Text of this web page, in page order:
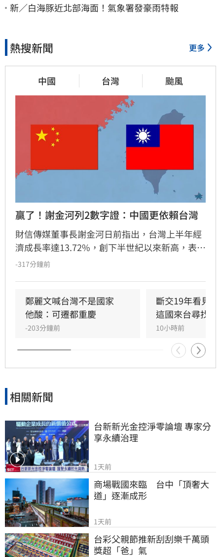
新／白海豚近北部海面！氣象署發豪雨特報
熱搜新聞 更多
中國 台灣 颱風
贏了！謝金河列2數字證：中國更依賴台灣
財信傳媒董事長謝金河日前指出，台灣上半年經
濟成長率達13.72%，創下半世紀以來新高，表現
遠優於中國與南韓。謝金河強調，數據顯示台灣
出口占比已升至32%，對中港出口則大幅下降，
顯示台灣產業積極佈局美國與新南向市場。面對
南韓貿易逆差與地緣政治挑戰，謝金河認為政府
應善用產業籌碼，持續優化出口佈局，並反駁長
期唱衰台灣經濟的言論，證實台灣在全球供應鏈
中仍佔據關鍵且不可替代的地位。
-317分鐘前
鄭麗文喊台灣不是國家
他酸：可遷都重慶
-203分鐘前
斷交19年看見
這國來台尋找商
10小時前
相關新聞
台新新光金控淨零論壇 專家分
享永續治理
1天前
商場戰國來臨　台中「頂奢大
道」逐漸成形
1天前
台彩父親節推新刮刮樂千萬頭
獎超「爸」氣